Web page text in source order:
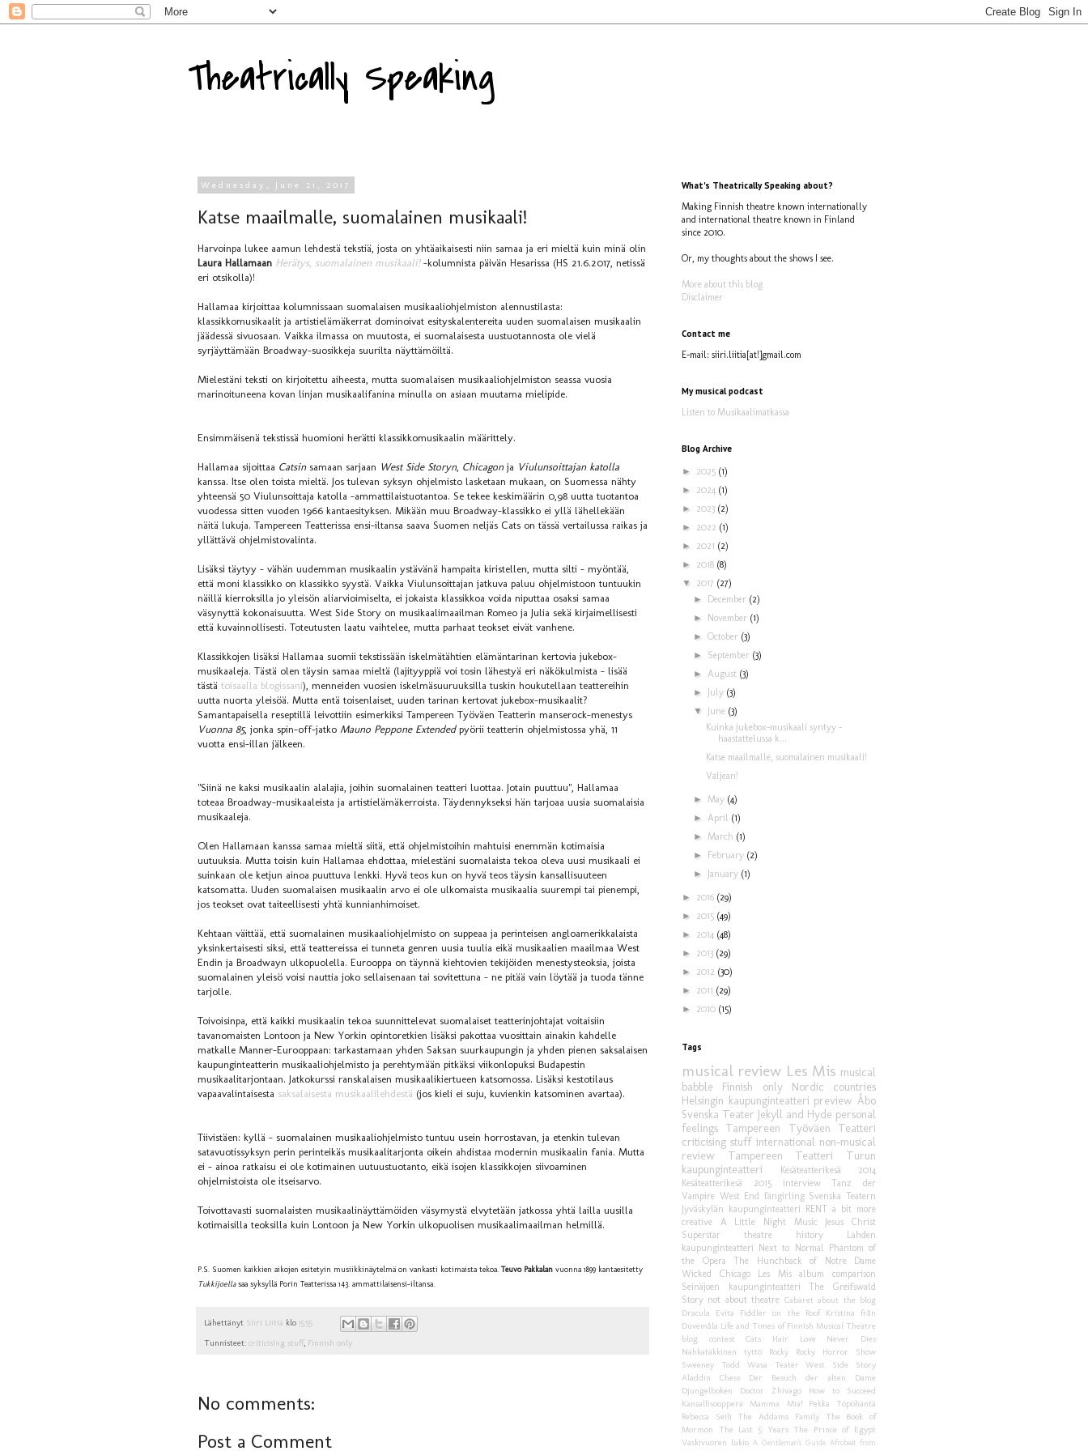
Theatrically Speaking
Wednesday, June 21, 2017
Katse maailmalle, suomalainen musikaali!
Harvoinpa lukee aamun lehdestä tekstiä, josta on yhtäaikaisesti niin samaa ja eri mieltä kuin minä olin
Laura Hallamaan Herätys, suomalainen musikaali!-kolumnista päivän Hesarissa (HS 21.6.2017, netissä
eri otsikolla)!
Hallamaa kirjoittaa kolumnissaan suomalaisen musikaaliohjelmiston alennustilasta:
klassikkomusikaalit ja artistielämäkerrat dominoivat esityskalentereita uuden suomalaisen musikaalin
jäädessä sivuosaan. Vaikka ilmassa on muutosta, ei suomalaisesta uustuotannosta ole vielä
syrjäyttämään Broadway-suosikkeja suurilta näyttämöiltä.
Mielestäni teksti on kirjoitettu aiheesta, mutta suomalaisen musikaaliohjelmiston seassa vuosia
marinoituneena kovan linjan musikaalifanina minulla on asiaan muutama mielipide.
Ensimmäisenä tekstissä huomioni herätti klassikkomusikaalin määrittely.
Hallamaa sijoittaa Catsinsamaan sarjaan West Side Storyn, Chicagonja Viulunsoittajan katolla
kanssa. Itse olen toista mieltä. Jos tulevan syksyn ohjelmisto lasketaan mukaan, on Suomessa nähty
yhteensä 50 Viulunsoittaja katolla -ammattilaistuotantoa. Se tekee keskimäärin 0,98 uutta tuotantoa
vuodessa sitten vuoden 1966 kantaesityksen. Mikään muu Broadway-klassikko ei yllä lähellekään
näitä lukuja. Tampereen Teatterissa ensi-iltansa saava Suomen neljäs Cats on tässä vertailussa raikas ja
yllättävä ohjelmistovalinta.
Lisäksi täytyy – vähän uudemman musikaalin ystävänä hampaita kiristellen, mutta silti – myöntää,
että moni klassikko on klassikko syystä. Vaikka Viulunsoittajan jatkuva paluu ohjelmistoon tuntuukin
näillä kierroksilla jo yleisön aliarvioimiselta, ei jokaista klassikkoa voida niputtaa osaksi samaa
väsynyttä kokonaisuutta. West Side Story on musikaalimaailman Romeo ja Julia sekä kirjaimellisesti
että kuvainnollisesti. Toteutusten laatu vaihtelee, mutta parhaat teokset eivät vanhene.
Klassikkojen lisäksi Hallamaa suomii tekstissään iskelmätähtien elämäntarinan kertovia jukebox-
musikaaleja. Tästä olen täysin samaa mieltä (lajityyppiä voi tosin lähestyä eri näkökulmista – lisää
tästä toisaalla blogissani), menneiden vuosien iskelmäsuuruuksilla tuskin houkutellaan teattereihin
uutta nuorta yleisöä. Mutta entä toisenlaiset, uuden tarinan kertovat jukebox-musikaalit?
Samantapaisella reseptillä leivottiin esimerkiksi Tampereen Työväen Teatterin manserock-menestys
Vuonna 85, jonka spin-off-jatko Mauno Peppone Extendedpyörii teatterin ohjelmistossa yhä, 11
vuotta ensi-illan jälkeen.
"Siinä ne kaksi musikaalin alalajia, joihin suomalainen teatteri luottaa. Jotain puuttuu", Hallamaa
toteaa Broadway-musikaaleista ja artistielämäkerroista. Täydennykseksi hän tarjoaa uusia suomalaisia
musikaaleja.
Olen Hallamaan kanssa samaa mieltä siitä, että ohjelmistoihin mahtuisi enemmän kotimaisia
uutuuksia. Mutta toisin kuin Hallamaa ehdottaa, mielestäni suomalaista tekoa oleva uusi musikaali ei
suinkaan ole ketjun ainoa puuttuva lenkki. Hyvä teos kun on hyvä teos täysin kansallisuuteen
katsomatta. Uuden suomalaisen musikaalin arvo ei ole ulkomaista musikaalia suurempi tai pienempi,
jos teokset ovat taiteellisesti yhtä kunnianhimoiset.
Kehtaan väittää, että suomalainen musikaaliohjelmisto on suppeaa ja perinteisen angloamerikkalaista
yksinkertaisesti siksi, että teattereissa ei tunneta genren uusia tuulia eikä musikaalien maailmaa West
Endin ja Broadwayn ulkopuolella. Eurooppa on täynnä kiehtovien tekijöiden menestysteoksia, joista
suomalainen yleisö voisi nauttia joko sellaisenaan tai sovitettuna – ne pitää vain löytää ja tuoda tänne
tarjolle.
Toivoisinpa, että kaikki musikaalin tekoa suunnittelevat suomalaiset teatterinjohtajat voitaisiin
tavanomaisten Lontoon ja New Yorkin opintoretkien lisäksi pakottaa vuosittain ainakin kahdelle
matkalle Manner-Eurooppaan: tarkastamaan yhden Saksan suurkaupungin ja yhden pienen saksalaisen
kaupunginteatterin musikaaliohjelmisto ja perehtymään pitkäksi viikonlopuksi Budapestin
musikaalitarjontaan. Jatkokurssi ranskalaisen musikaalikiertueen katsomossa. Lisäksi kestotilaus
vapaavalintaisesta saksalaisesta musikaalilehdestä (jos kieli ei suju, kuvienkin katsominen avartaa).
Tiivistäen: kyllä – suomalainen musikaaliohjelmisto tuntuu usein horrostavan, ja etenkin tulevan
satavuotissyksyn perin perinteikäs musikaalitarjonta oikein ahdistaa modernin musikaalin fania. Mutta
ei – ainoa ratkaisu ei ole kotimainen uutuustuotanto, eikä isojen klassikkojen siivoaminen
ohjelmistoista ole itseisarvo.
Toivottavasti suomalaisten musikaalinäyttämöiden väsymystä elvytetään jatkossa yhtä lailla uusilla
kotimaisilla teoksilla kuin Lontoon ja New Yorkin ulkopuolisen musikaalimaailman helmillä.
P.S. Suomen kaikkien aikojen esitetyin musiikkinäytelmä on vankasti kotimaista tekoa. Teuvo Pakkalan vuonna 1899 kantaesitetty
Tukkijoellasaa syksyllä Porin Teatterissa 143. ammattilaisensi-iltansa.
Lähettänyt Siiri Liitiä klo 15:55
Tunnisteet: criticising stuff, Finnish only
No comments:
Post a Comment
What's Theatrically Speaking about?
Making Finnish theatre known internationally
and international theatre known in Finland
since 2010.
Or, my thoughts about the shows I see.
More about this blog
Disclaimer
Contact me
E-mail: siiri.liitia[at!]gmail.com
My musical podcast
Listen to Musikaalimatkassa
Blog Archive
► 2025 (1)
► 2024 (1)
► 2023 (2)
► 2022 (1)
► 2021 (2)
► 2018 (8)
▼ 2017 (27)
►
December (2)
►
November (1)
►October (3)
► September (3)
►August (3)
►
July (3)
▼
June (3)
Kuinka jukebox-musikaali syntyy –
haastattelussa k...
Katse maailmalle, suomalainen musikaali!
Valjean!
► May (4)
►April (1)
► March (1)
►
February (2)
►
January (1)
► 2016 (29)
► 2015 (49)
► 2014 (48)
► 2013 (29)
► 2012 (30)
► 2011 (29)
► 2010 (15)
Tags
musical review Les Mis musical
babble
Finnish only
Nordic countries
Helsingin kaupunginteatteri preview Åbo
Svenska Teater Jekyll and Hyde personal
feelings Tampereen Työväen Teatteri
criticising stuff international non-musical
review
Tampereen Teatteri
Turun
kaupunginteatteri
Kesäteatterikesä 2014
Kesäteatterikesä 2015
interview
Tanz der
Vampire West End fangirling Svenska Teatern
Jyväskylän kaupunginteatteri
RENT a bit more
creative
A Little Night Music
Jesus Christ
Superstar
theatre history
Lahden
kaupunginteatteri
Next to Normal
Phantom of
the Opera
The Hunchback of Notre Dame
Wicked
Chicago
Les Mis album comparison
Seinäjoen kaupunginteatteri
The Greifswald
Story not about theatre Cabaret about the blog
Dracula
Evita Fiddler on the Roof
Kristina från
Duvemåla Life and Times of Finnish Musical Theatre
blog contest
Cats Hair
Love Never Dies
Nahkatakkinen tyttö
Rocky
Rocky Horror Show
Sweeney Todd
Wasa Teater
West Side Story
Aladdin
Chess
Der Besuch der alten Dame
Djungelboken
Doctor Zhivago
How to Succeed
Kansallisooppera
Mamma Mia!
Pekka Töpöhäntä
Rebecca
Seili The Addams Family
The Book of
Mormon
The Last 5 Years The Prince of Egypt
Vaskivuoren lukio A Gentleman's Guide Afrobeat from